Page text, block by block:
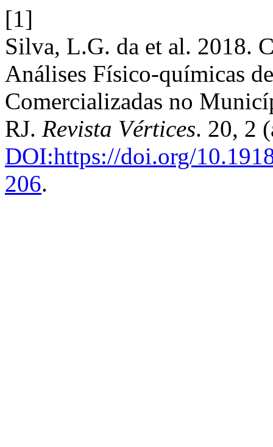
[1]
Silva, L.G. da et al. 2018.
Análises Físico-químicas
Comercializadas no
RJ. Revista Vértices. 20, 2
DOI:https://doi.org/
206.